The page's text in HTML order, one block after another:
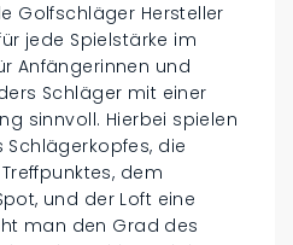
Golfschläger Hersteller
jede Spielstärke im
Anfängerinnen und
Schläger mit einer
sinnvoll. Hierbei spielen
die
dem
und der Loft eine
man den Grad des